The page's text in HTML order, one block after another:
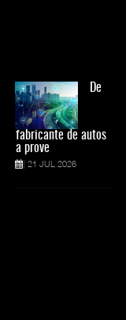
De
fabricante de autos
a prove
21 JUL 2026